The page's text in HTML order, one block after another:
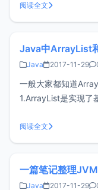
此特殊呢？是因为这
级或中高级面试中。
阅读全文
Java中ArrayList
Java 2017-11-29
一般大家都知道
1.ArrayList是实现了
优于LinkedList，因
删除
阅读全文
一篇笔记整理
Java 2017-11-29